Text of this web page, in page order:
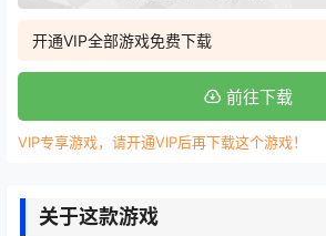
开通VIP全部游戏免费下载
前往下载
VIP专享游戏，请开通VIP后再下载这个游戏！
关于这款游戏